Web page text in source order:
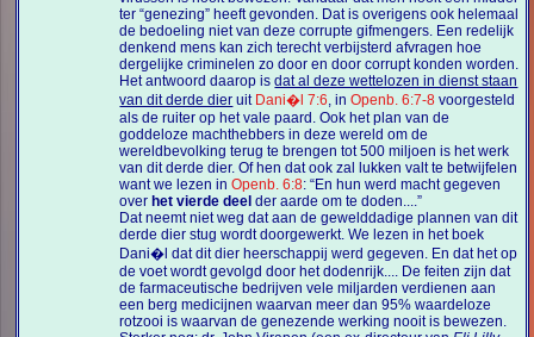
ter “genezing” heeft gevonden. Dat is overigens ook helemaal
de bedoeling niet van deze corrupte gifmengers. Een redelijk
denkend mens kan zich terecht verbijsterd afvragen hoe
dergelijke criminelen zo door en door corrupt konden worden.
Het antwoord daarop isdat al deze wettelozen in dienst staan
van dit derde dier uit Dani�l 7:6, inOpenb. 6:7-8 voorgesteld
als de ruiter op het vale paard. Ook het plan van de
goddeloze machthebbers in deze wereld om de
wereldbevolking terug te brengen tot 500 miljoen is het werk
van dit derde dier. Of hen dat ook zal lukken valt te betwijfelen
want we lezen inOpenb. 6:8: “En hun werd macht gegeven
over het vierde deel der aarde om te doden....”
Dat neemt niet weg dat aan de gewelddadige plannen van dit
derde dier stug wordt doorgewerkt. We lezen in het boek
Dani�l dat dit dier heerschappij werd gegeven. En dat het op
de voet wordt gevolgd door het dodenrijk.... De feiten zijn dat
de farmaceutische bedrijven vele miljarden verdienen aan
een berg medicijnen waarvan meer dan 95% waardeloze
rotzooi is waarvan de genezende werking nooit is bewezen.